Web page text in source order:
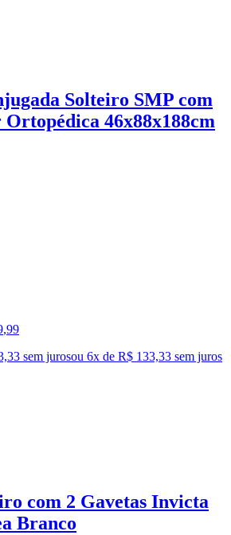
Solteiro SMP com
46x88x188cm
,99
sem jurosou 6x de R$ 133,33 sem juros
com 2 Gavetas Invicta
Branco